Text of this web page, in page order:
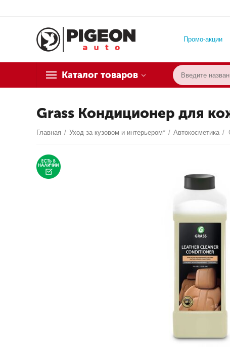
Промо-акции
Каталог товаров
Grass Кондиционер для
Главная / Уход за кузовом и интерьером* / Автокосметика /